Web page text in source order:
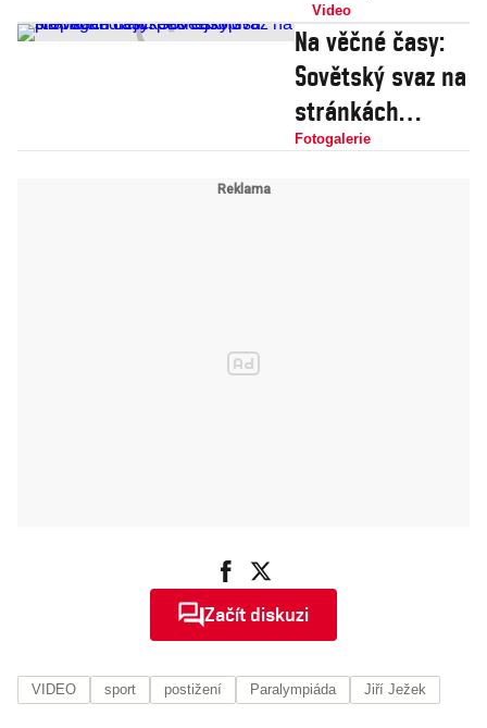
nepřerušilo ani
zhasnutí
světel.
Podívejte se na
největší
Video
Na věčné časy:
Sovětský svaz na
stránkách
nejúspěšnějšího
Fotogalerie
Začít diskuzi
VIDEO sport postižení Paralympiáda Jiří Ježek